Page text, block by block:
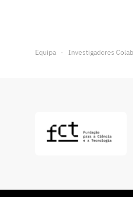
Equipa Investigadores